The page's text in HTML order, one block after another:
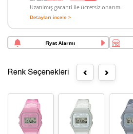
Uzatılmış garanti ile ücretsiz onarım.
Detayları incele >
Fiyat Alarmı
Renk Seçenekleri